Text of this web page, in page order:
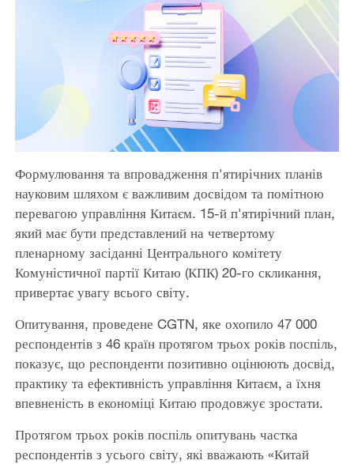
Формулювання та впровадження п'ятирічних планів
науковим шляхом є важливим досвідом та помітною
перевагою управління Китаєм. 15-й п'ятирічний план,
який має бути представлений на четвертому
пленарному засіданні Центрального комітету
Комуністичної партії Китаю (КПК) 20-го скликання,
привертає увагу всього світу.
Опитування, проведене CGTN, яке охопило 47 000
респондентів з 46 країн протягом трьох років поспіль,
показує, що респонденти позитивно оцінюють досвід,
практику та ефективність управління Китаєм, а їхня
впевненість в економіці Китаю продовжує зростати.
Протягом трьох років поспіль опитувань частка
респондентів з усього світу, які вважають «Китай